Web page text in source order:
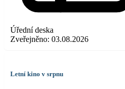
Úřední deska
Zveřejněno: 03.08.2026
Letní kino v srpnu